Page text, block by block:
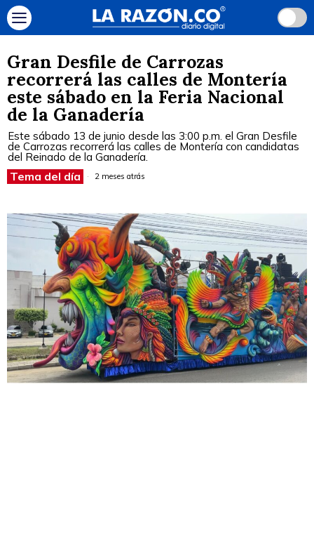
Gran Desfile de Carrozas
recorrerá las calles de Montería
este sábado en la Feria Nacional
de la Ganadería
Este sábado 13 de junio desde las 3:00 p.m. el Gran Desfile
de Carrozas recorrerá las calles de Montería con candidatas
del Reinado de la Ganadería.
Tema del día 2 meses atrás